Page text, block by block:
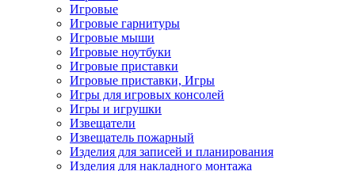
Игровые
Игровые гарнитуры
Игровые мыши
Игровые ноутбуки
Игровые приставки
Игровые приставки, Игры
Игры для игровых консолей
Игры и игрушки
Извещатели
Извещатель пожарный
Изделия для записей и планирования
Изделия для накладного монтажа